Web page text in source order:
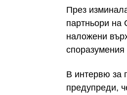
През
партньори на
наложени
споразумения
В интервю за
предупреди,